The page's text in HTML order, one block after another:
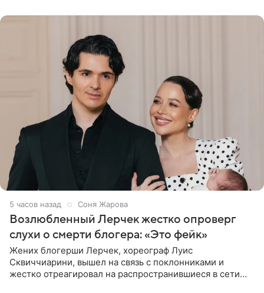
5 часов назад Соня Жарова
Возлюбленный Лерчек жестко опроверг
слухи о смерти блогера: «Это фейк»
Жених блогерши Лерчек, хореограф Луис
Сквиччиарини, вышел на связь с поклонниками и
жестко отреагировал на распространившиеся в сети